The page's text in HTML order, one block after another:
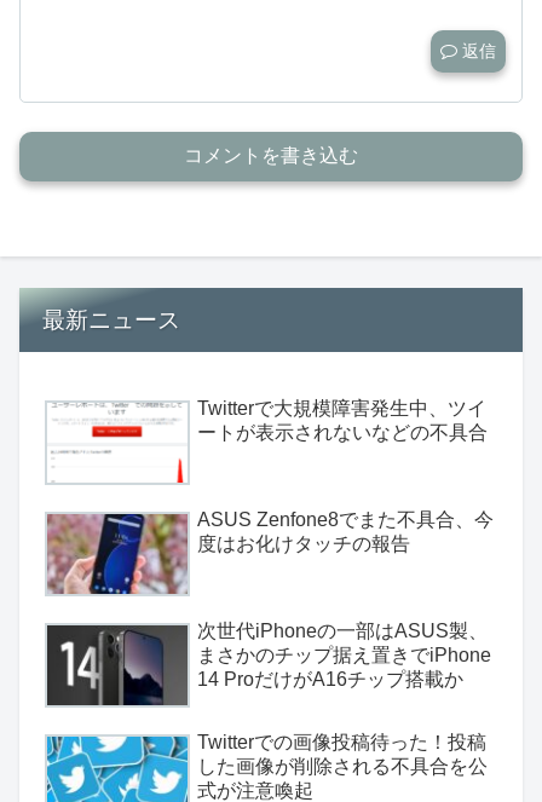
返信
コメントを書き込む
最新ニュース
Twitterで大規模障害発生中、ツイ
ートが表示されないなどの不具合
ASUS Zenfone8でまた不具合、今
度はお化けタッチの報告
次世代iPhoneの一部はASUS製、
まさかのチップ据え置きでiPhone
14 ProだけがA16チップ搭載か
Twitterでの画像投稿待った！投稿
した画像が削除される不具合を公
式が注意喚起